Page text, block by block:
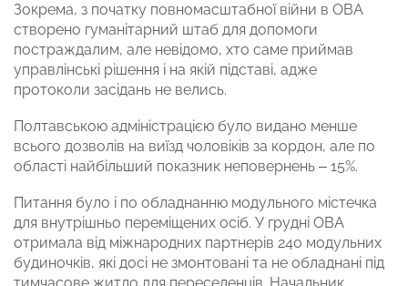
Зокрема, з початку повномасштабної війни в ОВА
створено гуманітарний штаб для допомоги
постраждалим, але невідомо, хто саме приймав
управлінські рішення і на якій підставі, адже
протоколи засідань не велись.
Полтавською адміністрацією було видано менше
всього дозволів на виїзд чоловіків за кордон, але по
області найбільший показник неповернень – 15%.
Питання було і по обладнанню модульного містечка
для внутрішньо переміщених осіб. У грудні ОВА
отримала від міжнародних партнерів 240 модульних
будиночків, які досі не змонтовані та не обладнані під